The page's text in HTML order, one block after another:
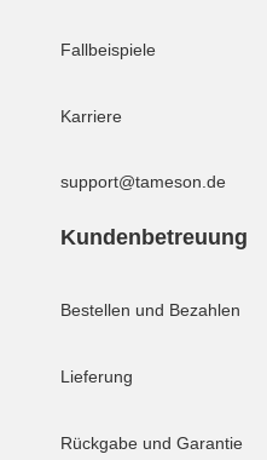
Fallbeispiele
Karriere
support@tameson.de
Kundenbetreuung
Bestellen und Bezahlen
Lieferung
Rückgabe und Garantie